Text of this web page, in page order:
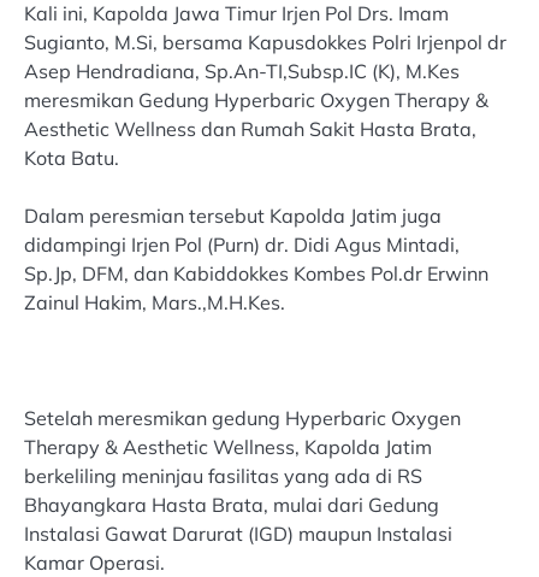
Kali ini, Kapolda Jawa Timur Irjen Pol Drs. Imam
Sugianto, M.Si, bersama Kapusdokkes Polri Irjenpol dr
Asep Hendradiana, Sp.An-TI,Subsp.IC (K), M.Kes
meresmikan Gedung Hyperbaric Oxygen Therapy &
Aesthetic Wellness dan Rumah Sakit Hasta Brata,
Kota Batu.
Dalam peresmian tersebut Kapolda Jatim juga
didampingi Irjen Pol (Purn) dr. Didi Agus Mintadi,
Sp.Jp, DFM, dan Kabiddokkes Kombes Pol.dr Erwinn
Zainul Hakim, Mars.,M.H.Kes.
Setelah meresmikan gedung Hyperbaric Oxygen
Therapy & Aesthetic Wellness, Kapolda Jatim
berkeliling meninjau fasilitas yang ada di RS
Bhayangkara Hasta Brata, mulai dari Gedung
Instalasi Gawat Darurat (IGD) maupun Instalasi
Kamar Operasi.